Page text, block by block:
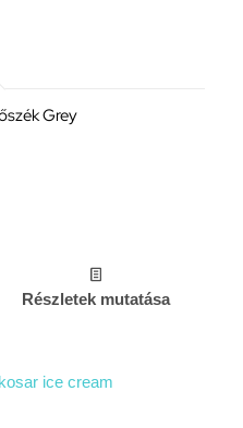
Grey
Részletek mutatása